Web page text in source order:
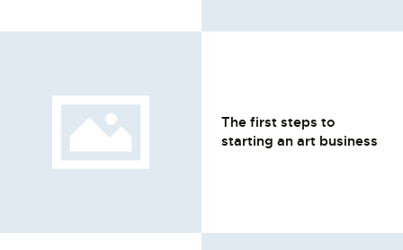
The first steps to
starting an art business